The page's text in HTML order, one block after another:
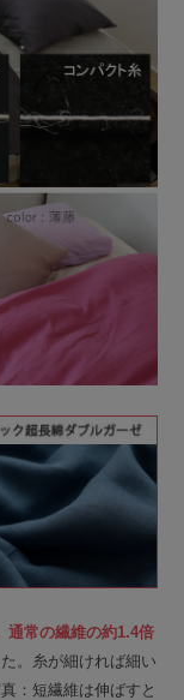
通常の繊維の約1.4倍
た。糸が細ければ細い
：短繊維は伸ばすと